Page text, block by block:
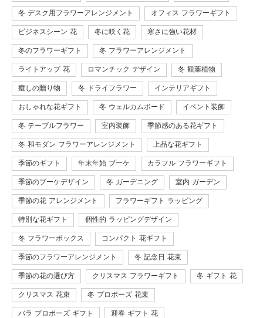
冬 デスク用フラワーアレンジメント オフィス フラワーギフト
ビジネスシーン 花 冬に咲く花 寒さに強い花材
冬のフラワーギフト 冬 フラワーアレンジメント
ライトアップ 花 ロマンチック デザイン 冬 観葉植物
癒しの贈り物 冬 ドライフラワー インテリアギフト
おしゃれな花ギフト 冬 ウェルカムボード イベント装飾
冬 テーブルフラワー 室内装飾 季節感のある花ギフト
冬 和モダン フラワーアレンジメント 上品な花ギフト
季節のギフト 年末年始 ブーケ カラフル フラワーギフト
季節のブーケデザイン 冬 ガーデニング 室内 ガーデン
季節の花 アレンジメント フラワーギフト ラッピング
特別な花ギフト 個性的 ラッピングデザイン
冬 フラワーボックス コンパクト 花ギフト
季節のフラワーアレンジメント 冬 記念日 花束
季節の花の選び方 クリスマス フラワーギフト 冬 ギフト 花
クリスマス 花束 冬 プロポーズ 花束
バラ プロポーズ ギフト 迎春 ギフト 花